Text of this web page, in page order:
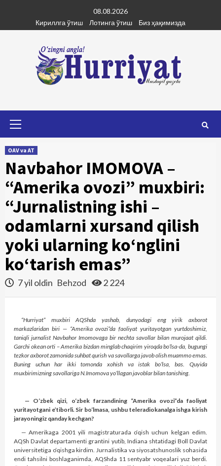
content
08.08.2026
Кириллга ўтиш
Лотинга ўтиш Биз ҳақимизда
OAV va AT
Navbahor IMOMOVA –
“Amerika ovozi” muxbiri:
“Jurnalistning ishi –
odamlarni xursand qilish
yoki ularning ko‘nglini
ko‘tarish emas”
7 yil oldin Behzod 2 224
“Hurriyat” muxbiri AQShda yashab, dunyodagi eng yirik axborot
markazlaridan biri — “Amerika ovozi”da faoliyat yuritayotgan yurtdoshimiz,
taniqli jurnalist Navbahor Imomovaga bir nechta savollar bilan murojaat qildi.
Garchi okean orti – Amerika bizdan minglab chaqirim yiroqda bo‘lsa-da, bugungi
tezkor axborot zamonida suhbat qurish va savollarga javob olish muammo emas.
Buning uchun har ikki tomonda xohish va istak bo‘lsa, bas. Quyida
muxbirimizning savollariga N.Imomova yo‘llagan javoblar bilan tanishing.
— O‘zbek qizi, o‘zbek farzandining “Amerika ovozi”da faoliyat
yuritayotgani e’tiborli. Sir bo‘lmasa, ushbu teleradiokanalga ishga kirish
jarayoningiz qanday kechgan?
— Amerikaga 2001 yili magistraturada o‘qish uchun kelgan edim.
AQSh Davlat departamenti grantini yutib, Indiana shtatidagi Boll Davlat
universitetiga o‘qishga kirdim. Jurnalistika va siyosatshunoslik sohasida
endi tahsilni boshlaganimda, AQShda 11 sentyabr voqealari yuz berdi.